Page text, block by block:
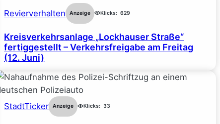
Revierverhalten Anzeige Klicks: 629
Kreisverkehrsanlage „Lockhauser Straße“
fertiggestellt – Verkehrsfreigabe am Freitag
(12. Juni)
StadtTicker Anzeige Klicks: 33